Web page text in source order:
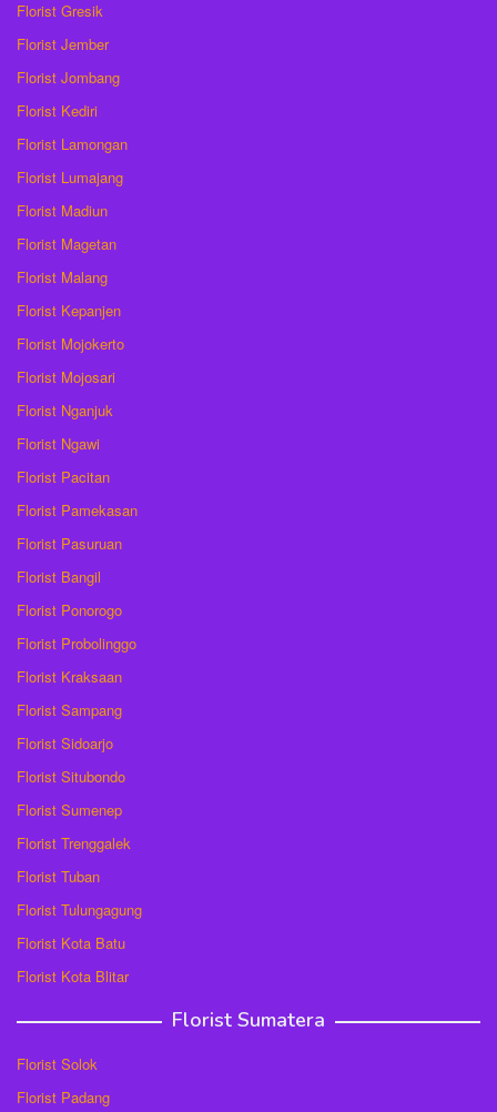
Florist Gresik
Florist Jember
Florist Jombang
Florist Kediri
Florist Lamongan
Florist Lumajang
Florist Madiun
Florist Magetan
Florist Malang
Florist Kepanjen
Florist Mojokerto
Florist Mojosari
Florist Nganjuk
Florist Ngawi
Florist Pacitan
Florist Pamekasan
Florist Pasuruan
Florist Bangil
Florist Ponorogo
Florist Probolinggo
Florist Kraksaan
Florist Sampang
Florist Sidoarjo
Florist Situbondo
Florist Sumenep
Florist Trenggalek
Florist Tuban
Florist Tulungagung
Florist Kota Batu
Florist Kota Blitar
Florist Sumatera
Florist Solok
Florist Padang